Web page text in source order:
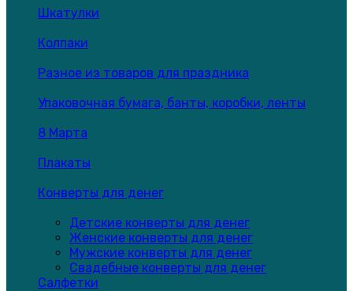
Шкатулки
Колпаки
Разное из товаров для праздника
Упаковочная бумага, банты, коробки, ленты
8 Марта
Плакаты
Конверты для денег
Детские конверты для денег
Женские конверты для денег
Мужские конверты для денег
Свадебные конверты для денег
Салфетки